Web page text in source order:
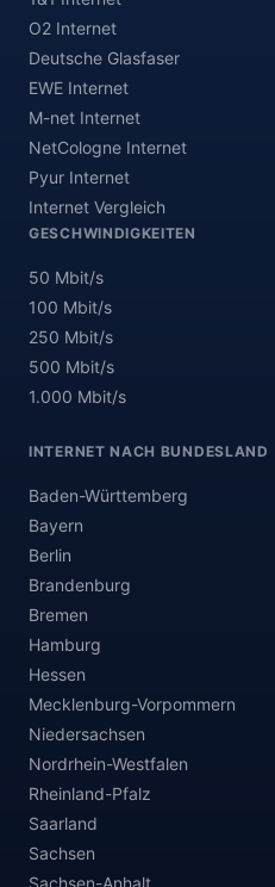
O2 Internet
Deutsche Glasfaser
EWE Internet
M-net Internet
NetCologne Internet
Pyur Internet
Internet Vergleich
GESCHWINDIGKEITEN
50 Mbit/s
100 Mbit/s
250 Mbit/s
500 Mbit/s
1.000 Mbit/s
INTERNET NACH BUNDESLAND
Baden-Württemberg
Bayern
Berlin
Brandenburg
Bremen
Hamburg
Hessen
Mecklenburg-Vorpommern
Niedersachsen
Nordrhein-Westfalen
Rheinland-Pfalz
Saarland
Sachsen
Sachsen-Anhalt